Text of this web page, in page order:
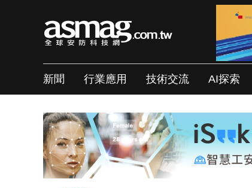
新聞 行業應用 技術交流 AI探索